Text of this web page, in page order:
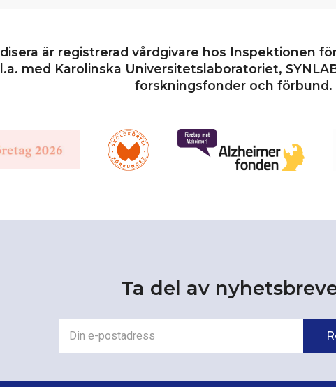
är registrerad vårdgivare hos Inspektionen
med Karolinska Universitetslaboratoriet,
forskningsfonder och förbund.
Ta del av